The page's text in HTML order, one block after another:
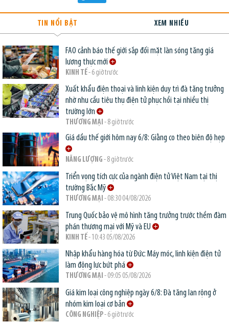
TIN NỔI BẬT XEM NHIỀU
FAO cảnh báo thế giới sắp đối mặt làn sóng tăng giá
lương thực mới
KINH TẾ- 6 giờ trước
Xuất khẩu điện thoại và linh kiện duy trì đà tăng trưởng
nhờ nhu cầu tiêu thụ điện tử phục hồi tại nhiều thị
trường lớn
THƯƠNG MẠI - 8 giờ trước
Giá dầu thế giới hôm nay 6/8: Giằng co theo biên độ hẹp
NĂNG LƯỢNG - 8 giờ trước
Triển vọng tích cực của ngành điện tử Việt Nam tại thị
trường Bắc Mỹ
THƯƠNG MẠI - 08:30 04/08/2026
Trung Quốc bảo vệ mô hình tăng trưởng trước thềm đàm
phán thương mại với Mỹ và EU
KINH TẾ- 10:43 05/08/2026
Nhập khẩu hàng hóa từ Đức: Máy móc, linh kiện điện tử
làm động lực bứt phá
THƯƠNG MẠI - 09:05 05/08/2026
Giá kim loại công nghiệp ngày 6/8: Đà tăng lan rộng ở
nhóm kim loại cơ bản
CÔNG NGHIỆP- 6 giờ trước